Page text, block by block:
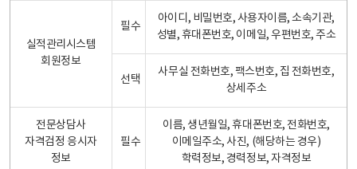
실적관리시스템
회원정보
필수
아이디, 비밀번호, 사용자이름, 소속기관,
성별, 휴대폰번호, 이메일, 우편번호, 주소
선택
사무실 전화번호, 팩스번호, 집 전화번호,
상세주소
전문상담사
자격검정 응시자
정보
필수
이름, 생년월일, 휴대폰번호, 전화번호,
이메일주소, 사진, (해당하는 경우)
학력정보, 경력정보, 자격정보